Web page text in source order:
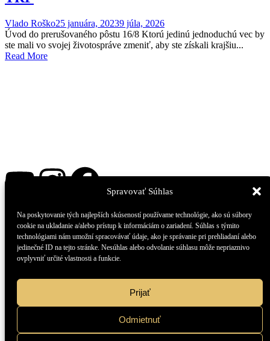
Spravovať Súhlas
Na poskytovanie tých najlepších skúseností používame technológie, ako sú súbory
cookie na ukladanie a/alebo prístup k informáciám o zariadení. Súhlas s týmito
technológiami nám umožní spracovávať údaje, ako je správanie pri prehliadaní alebo
jedinečné ID na tejto stránke. Nesúhlas alebo odvolanie súhlasu môže nepriaznivo
ovplyvniť určité vlastnosti a funkcie.
Prijať
Odmietnuť
Vlado Roško25 januára, 20239 júla, 2026
Úvod do prerušovaného pôstu 16/8 Ktorú jedinú jednoduchú vec by
ste mali vo svojej životospráve zmeniť, aby ste získali krajšiu...
Read More
zmysel.
Objavuj so mnou možnostifyzického, psychického a duchovného
rastu v občasnom newsletteri s mojim najnovším poznaním.